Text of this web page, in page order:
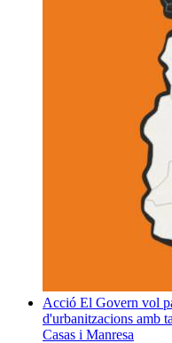
Acció El Govern vol
d'urbanitzacions amb
Casas i Manresa